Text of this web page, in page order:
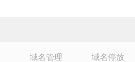
域名管理 域名停放